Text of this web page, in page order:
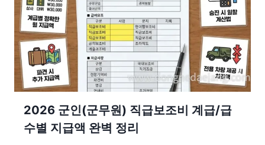
2026 군인(군무원) 직급보조비 계급/급
수별 지급액 완벽 정리